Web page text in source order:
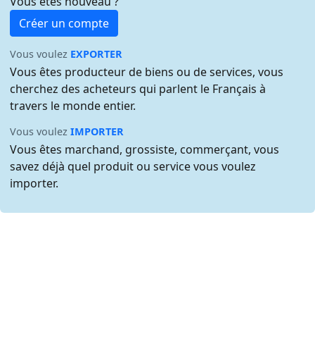
Créer un compte
Vous voulez EXPORTER
Vous êtes producteur de biens ou de services, vous
cherchez des acheteurs qui parlent le Français à
travers le monde entier.
Vous voulezIMPORTER
Vous êtes marchand, grossiste, commerçant, vous
savez déjà quel produit ou service vous voulez
importer.